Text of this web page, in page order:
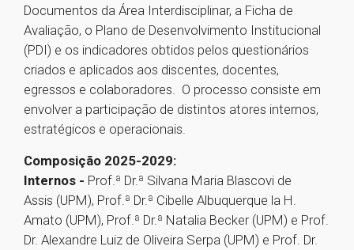
Documentos da Área Interdisciplinar, a Ficha de
Avaliação, o Plano de Desenvolvimento Institucional
(PDI) e os indicadores obtidos pelos questionários
criados e aplicados aos discentes, docentes,
egressos e colaboradores. O processo consiste em
envolver a participação de distintos atores internos,
estratégicos e operacionais.
Composição 2025-2029:
Internos - Prof.ª Dr.ª Silvana Maria Blascovi de
Assis (UPM), Prof.ª Dr.ª Cibelle Albuquerque la H.
Amato (UPM), Prof.ª Dr.ª Natalia Becker (UPM) e Prof.
Dr. Alexandre Luiz de Oliveira Serpa (UPM) e Prof. Dr.